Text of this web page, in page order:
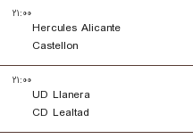
۲۱:۰۰
Hercules Alicante
Castellon
۲۱:۰۰
UD Llanera
CD Lealtad